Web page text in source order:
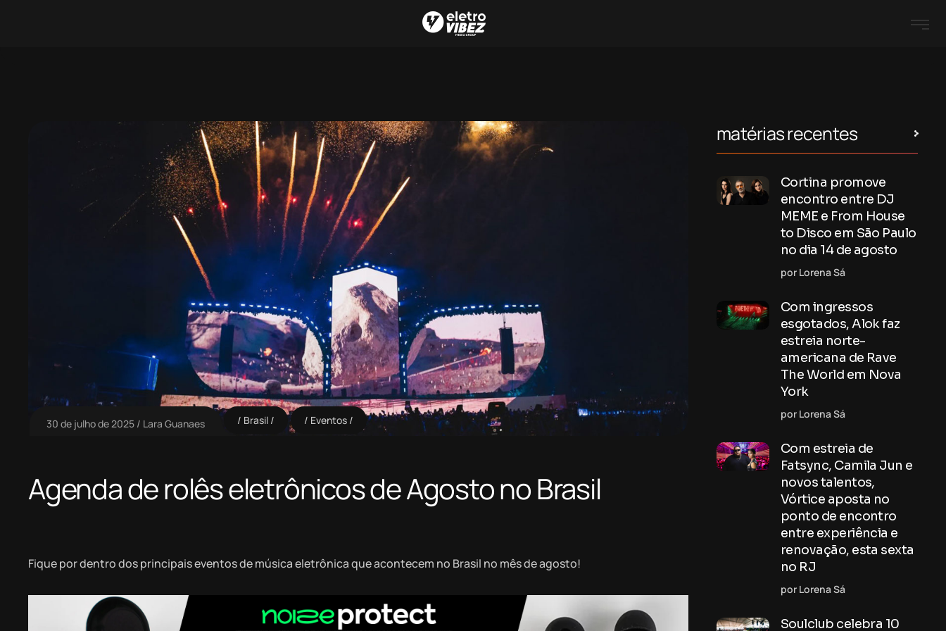
30 de julho de 2025 Lara Guanaes Brasil Eventos
Agenda de rolês eletrônicos de Agosto no Brasil
Fique por dentro dos principais eventos de música eletrônica que acontecem no Brasil no mês de agosto!
matérias recentes
Cortina promove
encontro entre DJ
MEME e From House
to Disco em São Paulo
no dia 14 de agosto
por Lorena Sá
Com ingressos
esgotados, Alok faz
estreia norte-
americana de Rave
The World em Nova
York
por Lorena Sá
Com estreia de
Fatsync, Camila Jun e
novos talentos,
Vórtice aposta no
ponto de encontro
entre experiência e
renovação, esta sexta
no RJ
por Lorena Sá
Soulclub celebra 10